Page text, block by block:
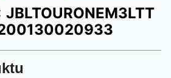
JBLTOURONEM3LTT